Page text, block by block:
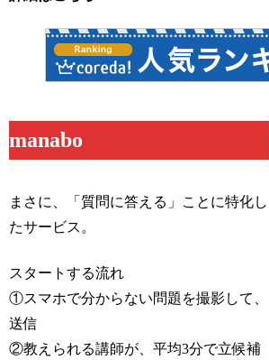
manabo
まさに、「質問に答える」ことに特化し
たサービス。
スタートする流れ
①スマホで分からない問題を撮影して、
送信
②教えられる講師が、平均3分で立候補